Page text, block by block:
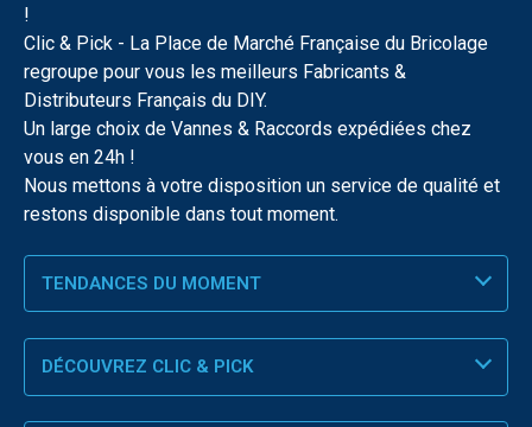
!
Clic & Pick - La Place de Marché Française du Bricolage
regroupe pour vous les meilleurs Fabricants &
Distributeurs Français du DIY.
Un large choix de Vannes & Raccords expédiées chez
vous en 24h !
Nous mettons à votre disposition un service de qualité et
restons disponible dans tout moment.
TENDANCES DU MOMENT
DÉCOUVREZ CLIC & PICK